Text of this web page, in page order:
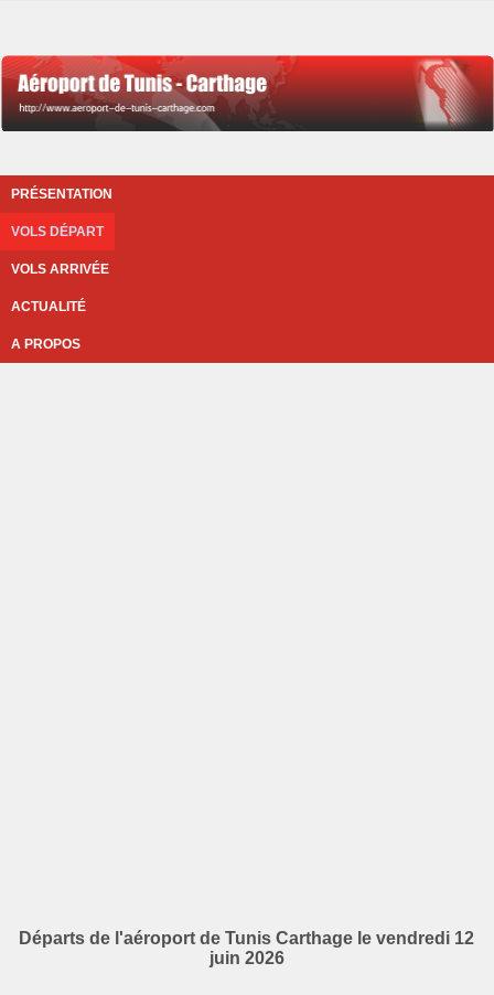
PRÉSENTATION
VOLS DÉPART
VOLS ARRIVÉE
ACTUALITÉ
A PROPOS
Départs de l'aéroport de Tunis Carthage le vendredi 12
juin 2026